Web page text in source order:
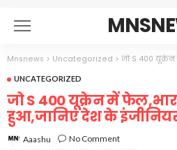
Mnsnews > Uncategorized > जो S 400 यूक्रेन में
UNCATEGORIZED
जो S 400 यूक्रेन में
हुआ,जानिए देश के
Aaashu
No Comment